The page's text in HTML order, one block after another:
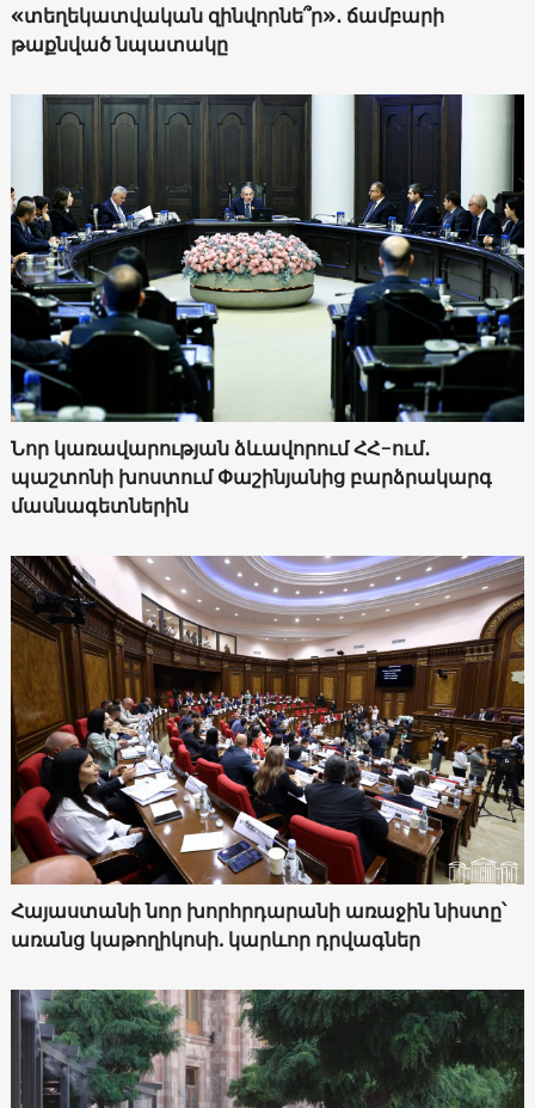
«տեղեկատվական զինվորնե՞ր»․ ճամբարի
թաքնված նպատակը
Նոր կառավարության ձևավորում ՀՀ-ում․
պաշտոնի խոստում Փաշինյանից բարձրակարգ
մասնագետներին
Հայաստանի նոր խորհրդարանի առաջին նիստը՝
առանց կաթողիկոսի. կարևոր դրվագներ